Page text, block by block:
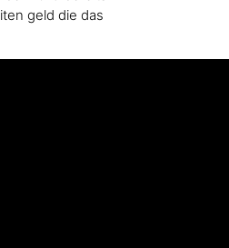
geld die das